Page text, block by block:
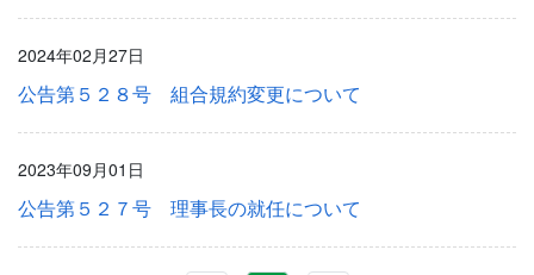
2024年02月27日
公告第５２８号 組合規約変更について
2023年09月01日
公告第５２７号 理事長の就任について